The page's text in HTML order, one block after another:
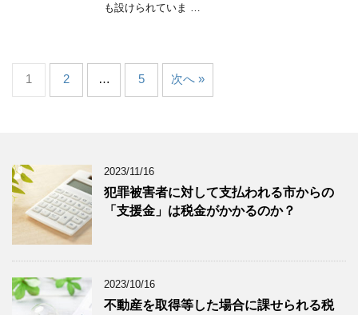
も設けられていま …
1 2 … 5 次へ »
2023/11/16
犯罪被害者に対して支払われる市からの
「支援金」は税金がかかるのか？
2023/10/16
不動産を取得等した場合に課せられる税